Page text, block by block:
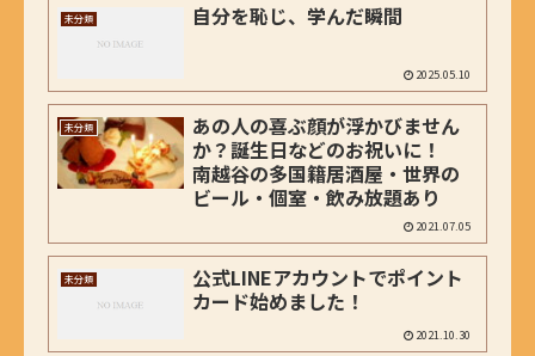
未分類 自分を恥じ、学んだ瞬間
2025.05.10
未分類
あの人の喜ぶ顔が浮かびません
か？誕生日などのお祝いに！
南越谷の多国籍居酒屋・世界の
ビール・個室・飲み放題あり
2021.07.05
未分類
公式LINEアカウントでポイント
カード始めました！
2021.10.30